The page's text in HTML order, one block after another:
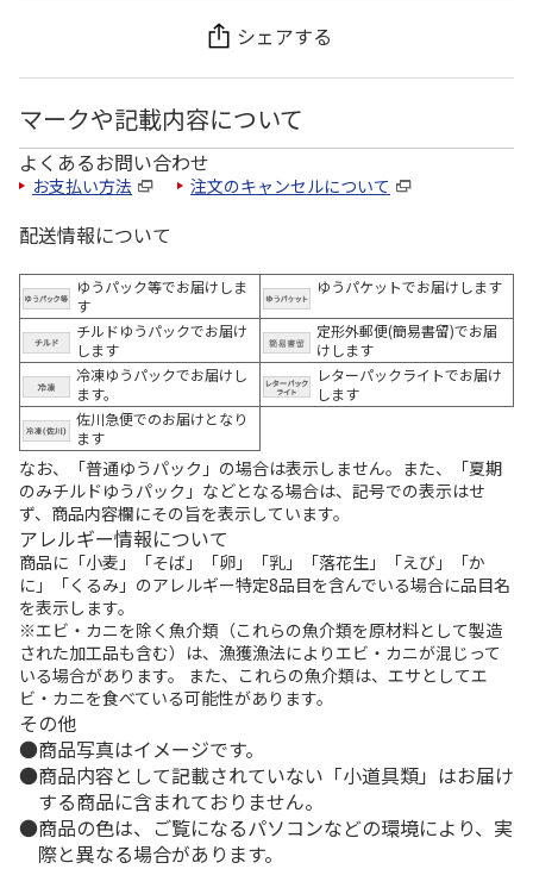
シェアする
マークや記載内容について
よくあるお問い合わせ
お支払い方法 注文のキャンセルについて
配送情報について
ゆうパック等でお届けしま
す
ゆうパケットでお届けします
チルドゆうパックでお届け
します
定形外郵便(簡易書留)でお届
けします
冷凍ゆうパックでお届けし
ます。
レターパックライトでお届け
します
佐川急便でのお届けとなり
ます
なお、「普通ゆうパック」の場合は表示しません。また、「夏期
のみチルドゆうパック」などとなる場合は、記号での表示はせ
ず、商品内容欄にその旨を表示しています。
アレルギー情報について
商品に「小麦」「そば」「卵」「乳」「落花生」「えび」「か
に」「くるみ」のアレルギー特定8品目を含んでいる場合に品目名
を表示します。
※エビ・カニを除く魚介類（これらの魚介類を原材料として製造
された加工品も含む）は、漁獲漁法によりエビ・カニが混じって
いる場合があります。 また、これらの魚介類は、エサとしてエ
ビ・カニを食べている可能性があります。
その他
商品写真はイメージです。
商品内容として記載されていない「小道具類」はお届け
する商品に含まれておりません。
商品の色は、ご覧になるパソコンなどの環境により、実
際と異なる場合があります。